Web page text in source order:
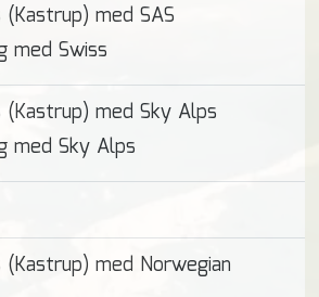
med SAS
med Swiss
med Sky Alps
med Sky Alps
med Norwegian